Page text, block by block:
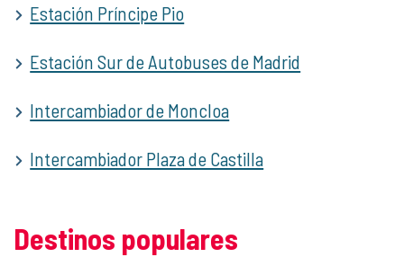
Estación Príncipe Pio
Estación Sur de Autobuses de Madrid
Intercambiador de Moncloa
Intercambiador Plaza de Castilla
Destinos populares